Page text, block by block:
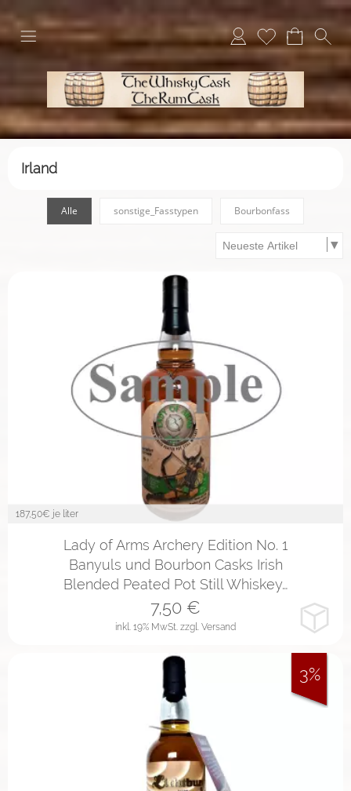
Irland
Alle sonstige_Fasstypen Bourbonfass
187,50€ je liter
Lady of Arms Archery Edition No. 1
Banyuls und Bourbon Casks Irish
Blended Peated Pot Still Whiskey…
inkl. 19% MwSt. zzgl. Versand
7,50 €
3%